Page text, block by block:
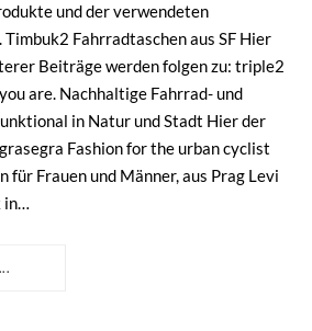
und der verwendeten
Fahrradtaschen aus SF Hier
Beiträge werden folgen zu: triple2
are. Nachhaltige Fahrrad- und
in Natur und Stadt Hier der
Fashion for the urban cyclist
für Frauen und Männer, aus Prag Levi
in…